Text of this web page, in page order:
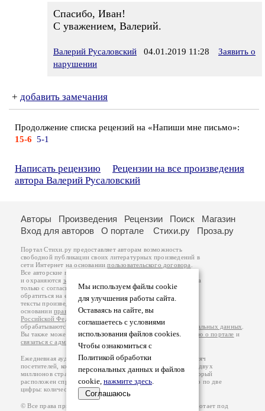
Спасибо, Иван!
С уважением, Валерий.
Валерий Русаловский 04.01.2019 11:28
Заявить о
нарушении
+ добавить замечания
Продолжение списка рецензий на «Напиши мне письмо»:
15-6 5-1
Написать рецензию
Рецензии на все произведения
автора Валерий Русаловский
Мы используем файлы cookie
для улучшения работы сайта.
Оставаясь на сайте, вы
соглашаетесь с условиями
использования файлов cookies.
Чтобы ознакомиться с
Политикой обработки
персональных данных и файлов
cookie, нажмите здесь.
Соглашаюсь
Авторы Произведения Рецензии Поиск
Магазин
Вход для авторов
О портале Стихи.ру Проза.ру
Портал Стихи.ру предоставляет авторам возможность
свободной публикации своих литературных произведений в
сети Интернет на основаниипользовательского договора
Все авторские права на произведения принадлежат авторам
и охраняются законом
. Перепечатка произведений возможна
только с согласия его автора, к которому вы можете
обратиться на его авторской странице. Ответственность за
тексты произведений авторы несут самостоятельно на
основанииправил публикацииизаконодательства
Российской Федерации
обрабатываются на основанииПолитики обработки персональных данных
Вы также можете посмотреть более подробнуюинформацию о портале и
связаться с администрацией
Ежедневная аудитория портала Стихи.ру – порядка 200 тысяч
посетителей, которые в общей сумме просматривают более двух
миллионов страниц по данным счетчика посещаемости, который
расположен справа от этого текста. В каждой графе указано по две
цифры: количество просмотров и количество посетителей.
© Все права принадлежат авторам, 2000-2026. Портал работает под